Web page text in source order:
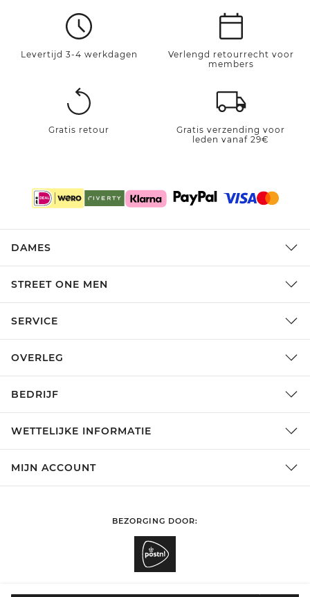
Levertijd 3-4 werkdagen
Verlengd retourrecht voor
members
Gratis retour
Gratis verzending voor
leden vanaf 29€
DAMES
STREET ONE MEN
SERVICE
OVERLEG
BEDRIJF
WETTELIJKE INFORMATIE
MIJN ACCOUNT
BEZORGING DOOR: